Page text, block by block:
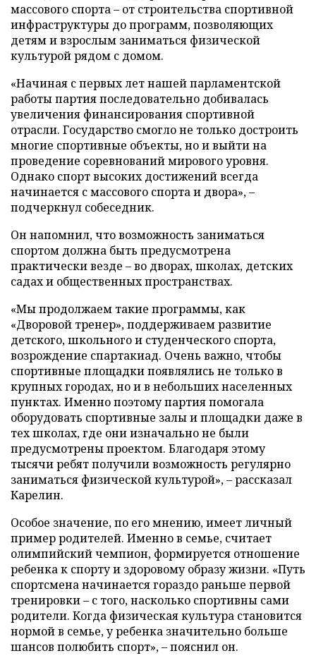
массового спорта – от строительства спортивной
инфраструктуры до программ, позволяющих
детям и взрослым заниматься физической
культурой рядом с домом.
«Начиная с первых лет нашей парламентской
работы партия последовательно добивалась
увеличения финансирования спортивной
отрасли. Государство смогло не только достроить
многие спортивные объекты, но и выйти на
проведение соревнований мирового уровня.
Однако спорт высоких достижений всегда
начинается с массового спорта и двора», –
подчеркнул собеседник.
Он напомнил, что возможность заниматься
спортом должна быть предусмотрена
практически везде – во дворах, школах, детских
садах и общественных пространствах.
«Мы продолжаем такие программы, как
«Дворовой тренер», поддерживаем развитие
детского, школьного и студенческого спорта,
возрождение спартакиад. Очень важно, чтобы
спортивные площадки появлялись не только в
крупных городах, но и в небольших населенных
пунктах. Именно поэтому партия помогала
оборудовать спортивные залы и площадки даже в
тех школах, где они изначально не были
предусмотрены проектом. Благодаря этому
тысячи ребят получили возможность регулярно
заниматься физической культурой», – рассказал
Карелин.
Особое значение, по его мнению, имеет личный
пример родителей. Именно в семье, считает
олимпийский чемпион, формируется отношение
ребенка к спорту и здоровому образу жизни. «Путь
спортсмена начинается гораздо раньше первой
тренировки – с того, насколько спортивны сами
родители. Когда физическая культура становится
нормой в семье, у ребенка значительно больше
шансов полюбить спорт», – пояснил он.